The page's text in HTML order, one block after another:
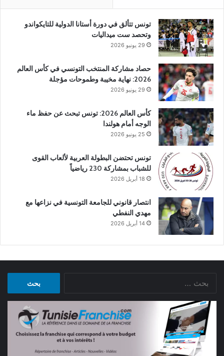
تونس تتألق في دورة أستانا الدولية للتايكواندو
وتحصد ست ميداليات
29 يونيو 2026
حصاد مشاركة المنتخب التونسي في كأس العالم
2026: نهاية مخيبة وطموحات مؤجلة
29 يونيو 2026
كأس العالم 2026: تونس تبحث عن حفظ ماء
الوجه أمام هولندا
25 يونيو 2026
تونس تحتضن البطولة العربية لألعاب القوى
للشباب بمشاركة 230 رياضياً
18 أبريل 2026
انتصار قانوني للجامعة التونسية في نزاعها مع
مهدي النفطي
14 أبريل 2026